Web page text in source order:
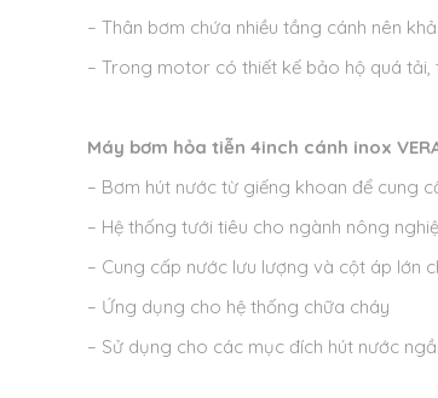
– Thân bơm chứa nhiều tầng cánh nên
– Trong motor có thiết kế bảo hộ quá
Máy bơm hỏa tiễn 4inch cánh inox
– Bơm hút nước từ giếng khoan để cung
– Hệ thống tưới tiêu cho ngành nông
– Cung cấp nước lưu lượng và cột áp lớn
– Ứng dụng cho hệ thống chữa cháy
– Sử dụng cho các mục đích hút nước